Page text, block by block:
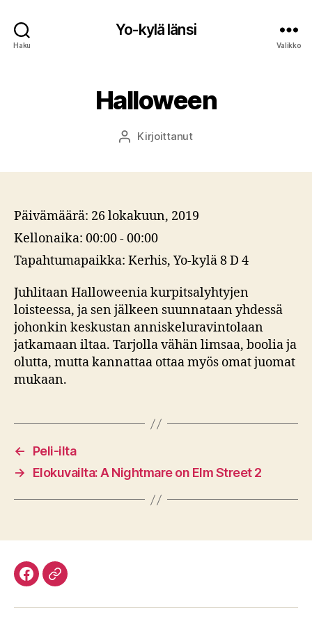
Haku
Yo-kylä länsi
Valikko
Halloween
Kirjoittaja
Kirjoittanut
Päivämäärä: 26 lokakuun, 2019
Kellonaika: 00:00 - 00:00
Tapahtumapaikka: Kerhis, Yo-kylä 8 D 4
Juhlitaan Halloweenia kurpitsalyhtyjen
loisteessa, ja sen jälkeen suunnataan yhdessä
johonkin keskustan anniskeluravintolaan
jatkamaan iltaa. Tarjolla vähän limsaa, boolia ja
olutta, mutta kannattaa ottaa myös omat juomat
mukaan.
←
Peli-ilta
→
Elokuvailta: A Nightmare on Elm Street 2
Facebook
Discord